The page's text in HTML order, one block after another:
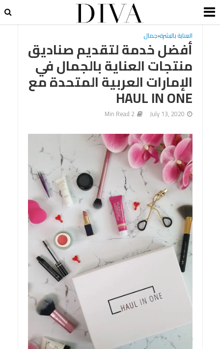
العناية بالبشرة•جمال
أفضل خدمة لتقديم صناديق
منتجات العناية بالجمال في
الإمارات العربية المتحدة مع
HAUL IN ONE
July 13, 2020
2 Min Read